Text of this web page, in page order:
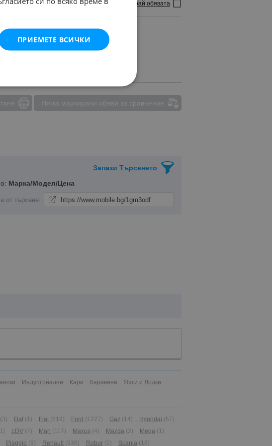
Маркирай обявата
Няма маркирани обяви за сравнение
Запази Търсенето
Марка/Модел/Цена
от търсене:
Индустриални Кари Каравани
Яхти и Лодки
(3) Daf (1) Fiat (619) Ford (1227) Gaz (14) Hyundai (57)
LDV (7) Man (117) Maxus (4) Mazda (2) Mega (1)
Piaggio (9) Renault (936) Robur (2) Scania (18)
ПРИЕМЕТЕ ВСИЧКИ